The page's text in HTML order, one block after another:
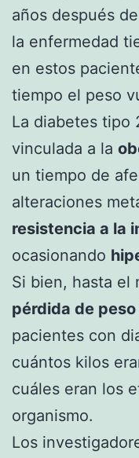
años después
la enfermedad
en estos
tiempo el peso
La diabetes tipo
vinculada a la
un tiempo de
alteraciones
resistencia a la
ocasionando
Si bien, hasta el
pérdida de peso
pacientes con
cuántos kilos
cuáles eran los
organismo.
Los